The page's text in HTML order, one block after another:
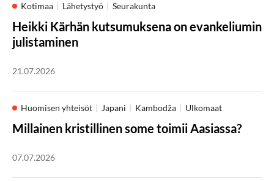
Kotimaa Lähetystyö Seurakunta
Heikki Kärhän kutsumuksena on evankeliumin
julistaminen
21.07.2026
Huomisen yhteisöt Japani Kambodža Ulkomaat
Millainen kristillinen some toimii Aasiassa?
07.07.2026